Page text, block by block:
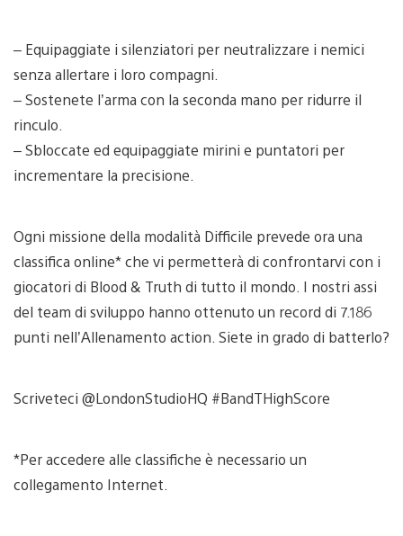
– Equipaggiate i silenziatori per neutralizzare i nemici
senza allertare i loro compagni.
– Sostenete l’arma con la seconda mano per ridurre il
rinculo.
– Sbloccate ed equipaggiate mirini e puntatori per
incrementare la precisione.
Ogni missione della modalità Difficile prevede ora una
classifica online* che vi permetterà di confrontarvi con i
giocatori di Blood & Truth di tutto il mondo. I nostri assi
del team di sviluppo hanno ottenuto un record di 7.186
punti nell’Allenamento action. Siete in grado di batterlo?
Scriveteci @LondonStudioHQ #BandTHighScore
*Per accedere alle classifiche è necessario un
collegamento Internet.